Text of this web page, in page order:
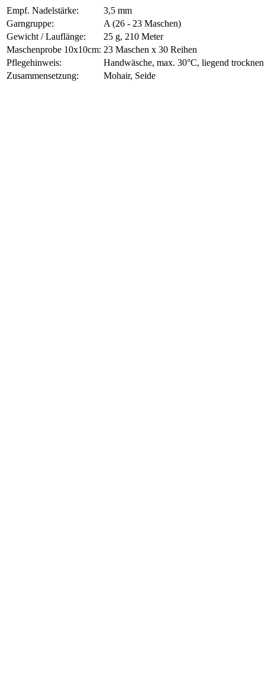
Empf. Nadelstärke:
3,5 mm
Garngruppe:
A (26 - 23 Maschen)
Gewicht / Lauflänge:
25 g, 210 Meter
Maschenprobe 10x10cm: 23 Maschen x 30 Reihen
Pflegehinweis:
Handwäsche, max. 30°C, liegend trocknen
Zusammensetzung:
Mohair, Seide